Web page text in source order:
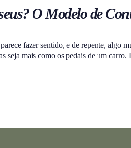
O Modelo de
fazer sentido, e de repente, algo
seja mais como os pedais de um carro.